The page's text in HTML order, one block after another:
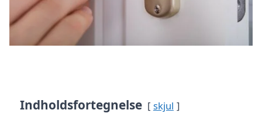
Indholdsfortegnelse skjul